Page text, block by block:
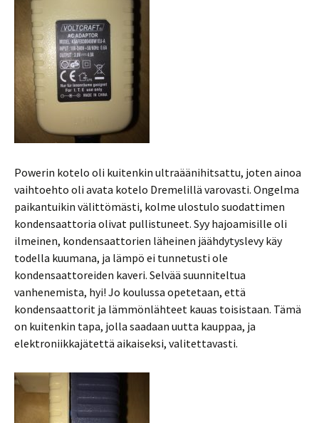
Powerin kotelo oli kuitenkin ultraäänihitsattu, joten ainoa
vaihtoehto oli avata kotelo Dremelillä varovasti. Ongelma
paikantuikin välittömästi, kolme ulostulo suodattimen
kondensaattoria olivat pullistuneet. Syy hajoamisille oli
ilmeinen, kondensaattorien läheinen jäähdytyslevy käy
todella kuumana, ja lämpö ei tunnetusti ole
kondensaattoreiden kaveri. Selvää suunniteltua
vanhenemista, hyi! Jo koulussa opetetaan, että
kondensaattorit ja lämmönlähteet kauas toisistaan. Tämä
on kuitenkin tapa, jolla saadaan uutta kauppaa, ja
elektroniikkajätettä aikaiseksi, valitettavasti.